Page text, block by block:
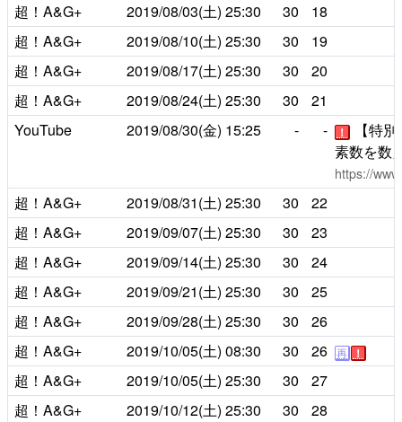
超！A&G+
2019/08/03(土) 25:30 30
18
超！A&G+
2019/08/10(土) 25:30 30
19
超！A&G+
2019/08/17(土) 25:30 30
20
超！A&G+
2019/08/24(土) 25:30 30
21
YouTube
2019/08/30(金) 15:25 - - ！
【特
素数を数
https://
超！A&G+ 2019/08/31(土) 25:30 30
22
超！A&G+
2019/09/07(土) 25:30 30
23
超！A&G+
2019/09/14(土) 25:30 30
24
超！A&G+
2019/09/21(土) 25:30 30
25
超！A&G+
2019/09/28(土) 25:30 30
26
超！A&G+
2019/10/05(土) 08:30 30 26 再 ！
超！A&G+ 2019/10/05(土) 25:30 30
27
超！A&G+
2019/10/12(土) 25:30 30
28